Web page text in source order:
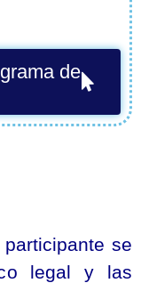
de
se
legal y las